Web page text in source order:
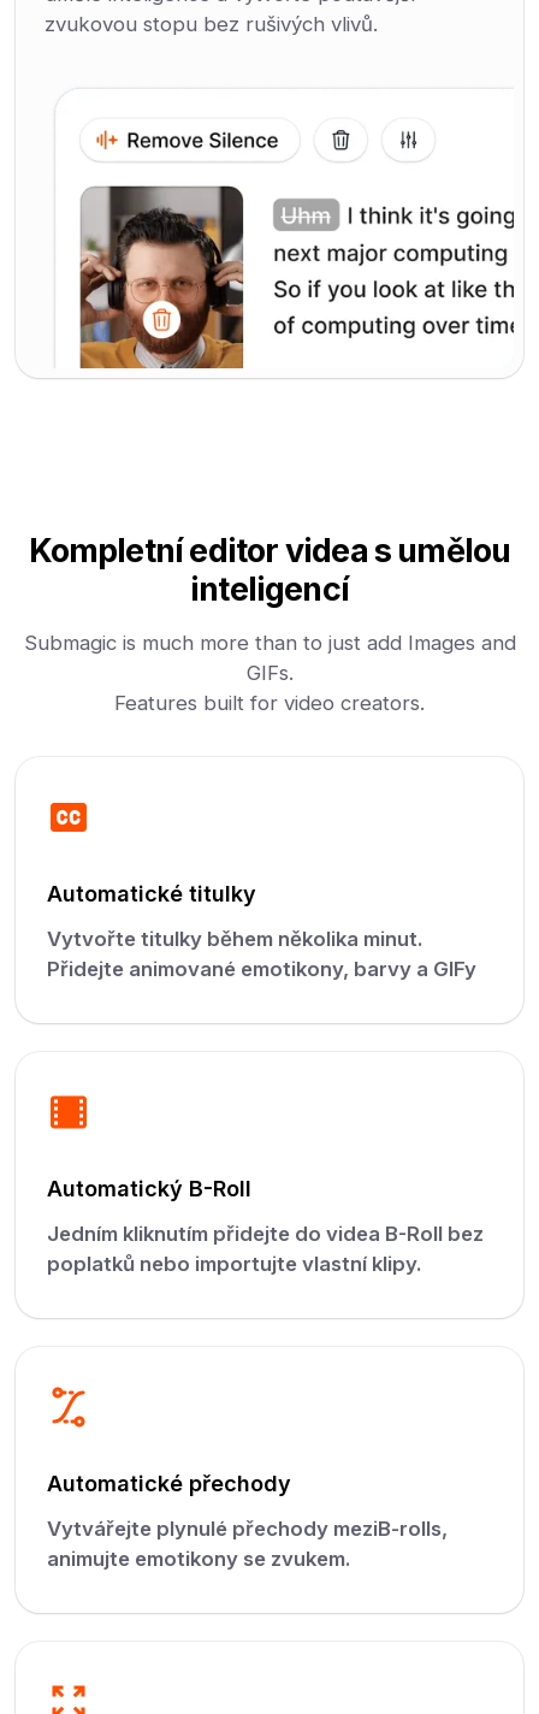
zvukovou stopu bez rušivých vlivů.
Kompletní editor videa s umělou
inteligencí
Submagic is much more than to just add Images and
GIFs.
Features built for video creators.
Automatické titulky
Vytvořte titulky během několika minut.
Přidejte animované emotikony, barvy a GIFy
Automatický B-Roll
Jedním kliknutím přidejte do videa B-Roll bez
poplatků nebo importujte vlastní klipy.
Automatické přechody
Vytvářejte plynulé přechody meziB-rolls,
animujte emotikony se zvukem.